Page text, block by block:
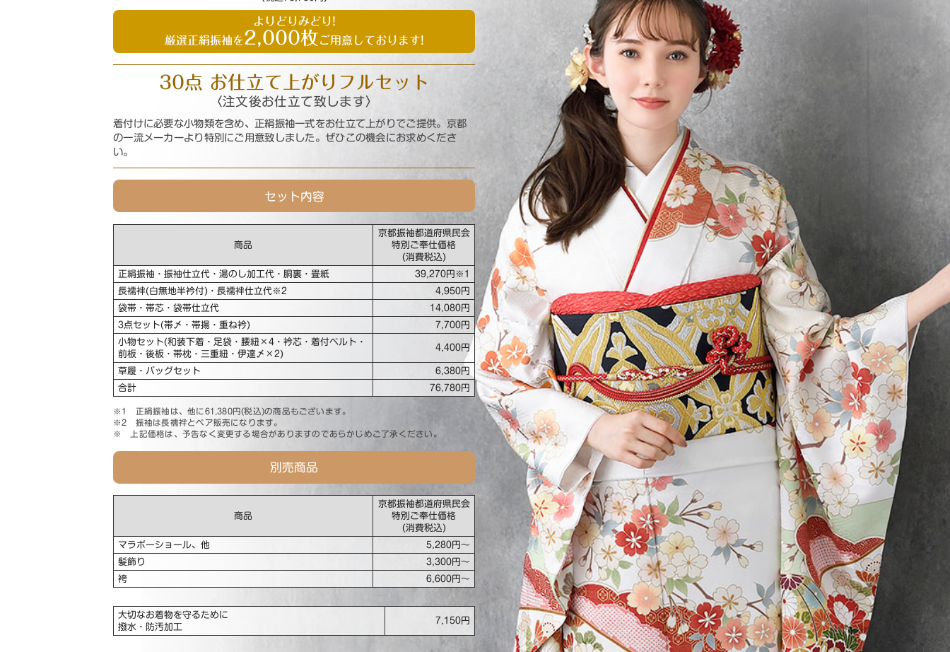
よりどりみどり!
厳選正絹振袖を2,000枚ご用意しております!
30点 お仕立て上がり フルセット
〈注文後お仕立て致します〉
着付けに必要な小物類を含め、正絹振袖一式をお仕立て上がりでご提供。京都
の一流メーカーより特別にご用意致しました。ぜひこの機会にお求めくださ
い。
セット内容
商品
京都振袖都道府県民会
特別ご奉仕価格
(消費税込)
正絹振袖・振袖仕立代・湯のし加工代・胴裏・畳紙
39,270円※1
長襦袢(白無地半衿付)・長襦袢仕立代※2
4,950円
袋帯・帯芯・袋帯仕立代
14,080円
3点セット(帯〆・帯揚・重ね衿)
7,700円
小物セット(和装下着・足袋・腰紐×4・衿芯・着付ベルト・
前板・後板・帯枕・三重紐・伊達〆×2)
4,400円
草履・バッグセット
6,380円
合計
76,780円
※1 正絹振袖は、他に61,380円(税込)の商品もございます。
※2 振袖は長襦袢とペア販売になります。
※ 上記価格は、予告なく変更する場合がありますのであらかじめご了承ください。
別売商品
商品
京都振袖都道府県民会
特別ご奉仕価格
(消費税込)
マラボーショール、他
5,280円〜
髪飾り
3,300円〜
袴
6,600円〜
大切なお着物を守るために
撥水・防汚加工
7,150円